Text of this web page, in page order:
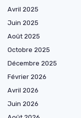
Avril 2025
Juin 2025
Août 2025
Octobre 2025
Décembre 2025
Février 2026
Avril 2026
Juin 2026